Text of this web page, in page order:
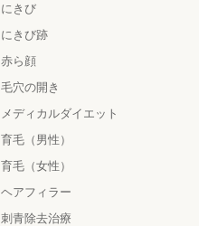
にきび
にきび跡
赤ら顔
毛穴の開き
メディカルダイエット
育毛（男性）
育毛（女性）
ヘアフィラー
刺青除去治療